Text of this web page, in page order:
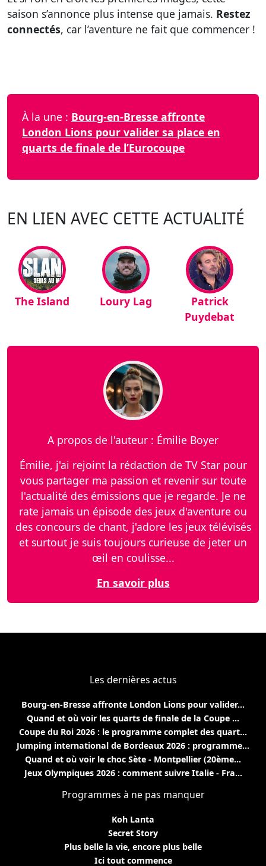
saison s’annonce plus intense que jamais. Restez
connectés, car l’aventure ne fait que commencer !
À la une : Bourg-en-Bresse affronte
London Lions pour valider sa place en
quarts de finale de l’Eurocoupe
EN LIEN AVEC CETTE ACTUALITÉ
The Island Loury Lag
Patrick
Puydebat
A propos de l'auteur : Émilie Boyer
Émilie, j'ai rejoint la rédaction de TV Star pour
vous partager ma passion et revenir sur toute
l'actualité des émissions que je regarde. Je ne
rate jamais un épisode des jeux d'aventure ou
des concours de chant, j'adore les jeux télévisés
et surtout je suis toujours curieuse de jeter un
œil en coulisse...
En savoir plus
Les dernières actus
Bourg-en-Bresse affronte London Lions pour valider...
Quand et où voir les quarts de finale de la Coupe ...
Coupe du Roi 2026 : le programme complet des quart...
Jumping international de Bordeaux 2026 : programme...
Quand et où voir le choc Sète - Montpellier (20ème...
Jeux Olympiques 2026 : comment suivre Italie - Fra...
Programmes à ne pas manquer
Koh Lanta
Secret Story
Plus belle la vie, encore plus belle
Ici tout commence